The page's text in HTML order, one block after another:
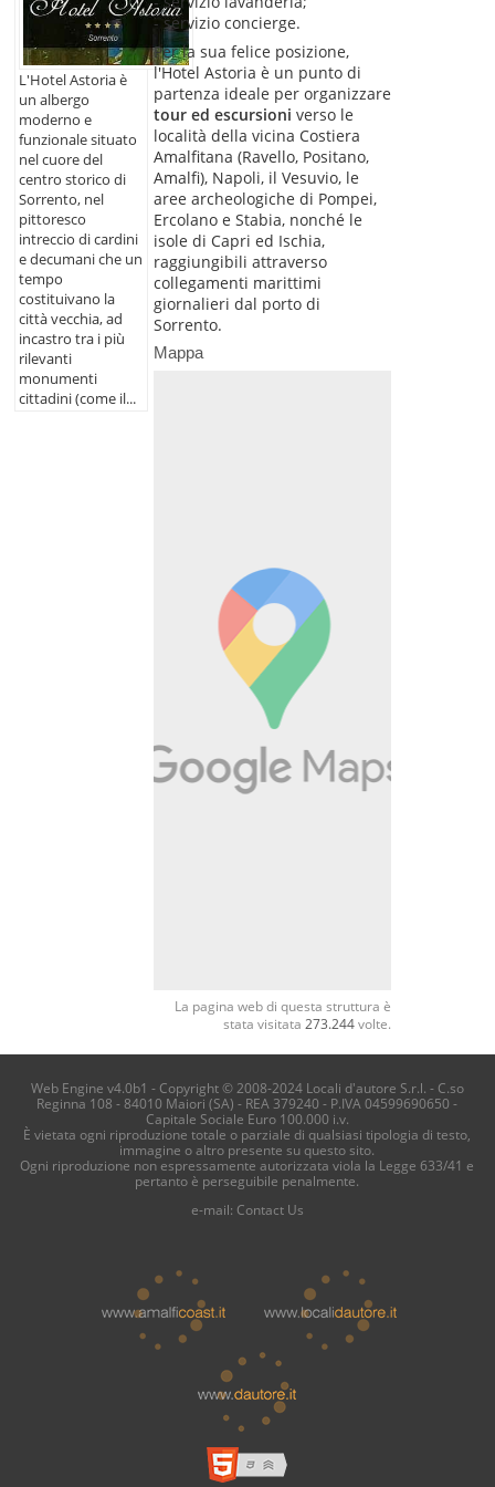
L'Hotel Astoria è
un albergo
moderno e
funzionale situato
nel cuore del
centro storico di
Sorrento, nel
pittoresco
intreccio di cardini
e decumani che un
tempo
costituivano la
città vecchia, ad
incastro tra i più
rilevanti
monumenti
cittadini (come il...
- servizio concierge.
Per la sua felice posizione,
l'Hotel Astoria è un punto di
partenza ideale per organizzare
tour ed escursioni verso le
località della vicina Costiera
Amalfitana (Ravello, Positano,
Amalfi), Napoli, il Vesuvio, le
aree archeologiche di Pompei,
Ercolano e Stabia, nonché le
isole di Capri ed Ischia,
raggiungibili attraverso
collegamenti marittimi
giornalieri dal porto di
Sorrento.
Mappa
La pagina web di questa struttura è
stata visitata 273.244volte.
Web Engine v4.0b1 - Copyright © 2008-2024 Locali d'autore S.r.l. - C.so
Reginna 108 - 84010 Maiori (SA) - REA 379240 - P.IVA 04599690650 -
Capitale Sociale Euro 100.000 i.v.
È vietata ogni riproduzione totale o parziale di qualsiasi tipologia di testo,
immagine o altro presente su questo sito.
Ogni riproduzione non espressamente autorizzata viola la Legge 633/41 e
pertanto è perseguibile penalmente.
e-mail: Contact Us